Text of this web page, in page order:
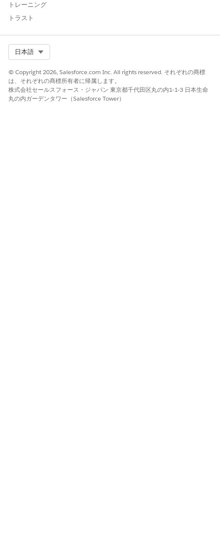
トレーニング
トラスト
日本語
© Copyright 2026, Salesforce.com Inc. All rights reserved. それぞれの商標
は、それぞれの商標所有者に帰属します。
株式会社セールスフォース・ジャパン 東京都千代田区丸の内1-1-3 日本生命
丸の内ガーデンタワー（Salesforce Tower）